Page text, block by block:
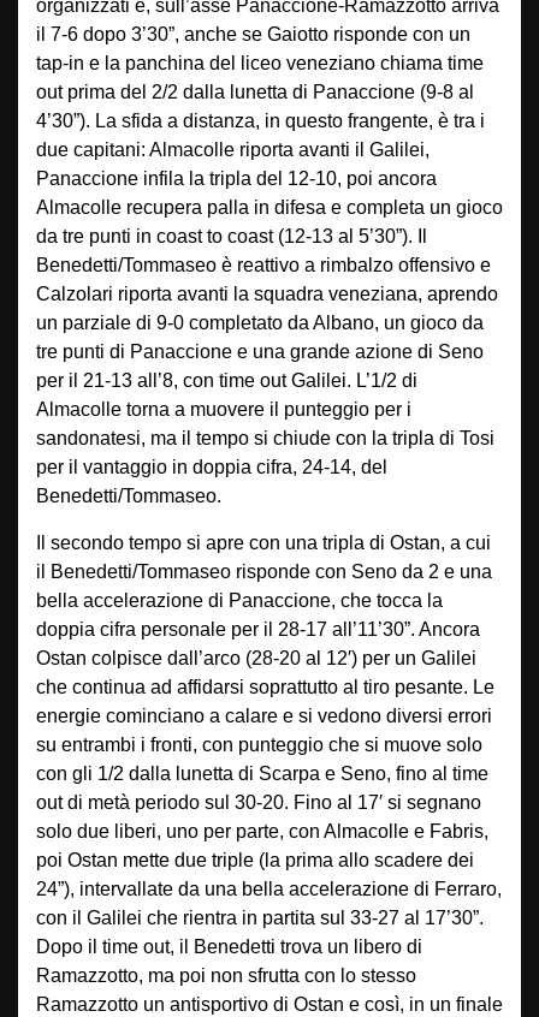
organizzati e, sull’asse Panaccione-Ramazzotto arriva
il 7-6 dopo 3’30”, anche se Gaiotto risponde con un
tap-in e la panchina del liceo veneziano chiama time
out prima del 2/2 dalla lunetta di Panaccione (9-8 al
4’30”). La sfida a distanza, in questo frangente, è tra i
due capitani: Almacolle riporta avanti il Galilei,
Panaccione infila la tripla del 12-10, poi ancora
Almacolle recupera palla in difesa e completa un gioco
da tre punti in coast to coast (12-13 al 5’30”). Il
Benedetti/Tommaseo è reattivo a rimbalzo offensivo e
Calzolari riporta avanti la squadra veneziana, aprendo
un parziale di 9-0 completato da Albano, un gioco da
tre punti di Panaccione e una grande azione di Seno
per il 21-13 all’8, con time out Galilei. L’1/2 di
Almacolle torna a muovere il punteggio per i
sandonatesi, ma il tempo si chiude con la tripla di Tosi
per il vantaggio in doppia cifra, 24-14, del
Benedetti/Tommaseo.
Il secondo tempo si apre con una tripla di Ostan, a cui
il Benedetti/Tommaseo risponde con Seno da 2 e una
bella accelerazione di Panaccione, che tocca la
doppia cifra personale per il 28-17 all’11’30”. Ancora
Ostan colpisce dall’arco (28-20 al 12′) per un Galilei
che continua ad affidarsi soprattutto al tiro pesante. Le
energie cominciano a calare e si vedono diversi errori
su entrambi i fronti, con punteggio che si muove solo
con gli 1/2 dalla lunetta di Scarpa e Seno, fino al time
out di metà periodo sul 30-20. Fino al 17′ si segnano
solo due liberi, uno per parte, con Almacolle e Fabris,
poi Ostan mette due triple (la prima allo scadere dei
24”), intervallate da una bella accelerazione di Ferraro,
con il Galilei che rientra in partita sul 33-27 al 17’30”.
Dopo il time out, il Benedetti trova un libero di
Ramazzotto, ma poi non sfrutta con lo stesso
Ramazzotto un antisportivo di Ostan e così, in un finale